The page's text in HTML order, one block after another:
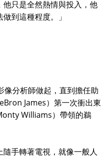
只是全然熱情與投入，他
到這種程度。」
像分析師做起，直到擔任助
James）第一次衝出東
Williams）帶領的鵜
手轉著電視，就像一般人